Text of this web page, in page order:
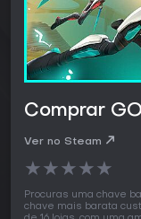
Comprar
Ver no Steam
★★★★★
Procuras uma chave
chave mais barata